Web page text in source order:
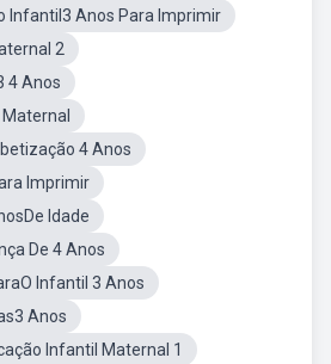
Infantil3 Anos Para Imprimir
2
4 Anos
4 Anos
Imprimir
Idade
De 4 Anos
Infantil 3 Anos
Anos
Infantil Maternal 1